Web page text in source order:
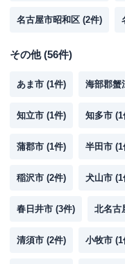
名古屋市昭和区 (2件)
その他(56件)
あま市 (1件) 海部郡蟹
知立市 (1件) 知多市 (1
蒲郡市 (1件) 半田市 (1
稲沢市 (2件) 犬山市 (1
春日井市 (3件) 北名古
清須市 (2件) 小牧市 (1